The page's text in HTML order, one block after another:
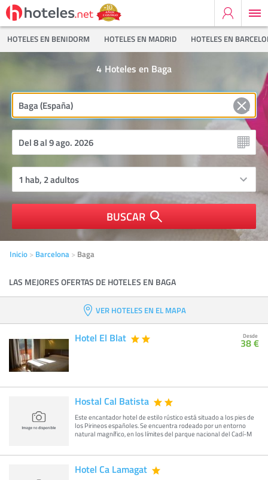
HOTELES EN BENIDORM HOTELES EN MADRID HOTELES EN
Hoteles en Baga
4
BUSCAR
Inicio Barcelona Baga
LAS MEJORES OFERTAS DE HOTELES EN BAGA
VER HOTELES EN EL MAPA
Hotel El Blat Desde
38 €
Hostal Cal Batista
Este encantador hotel de estilo rústico está situado a los pies de
los Pirineos españoles. Se encuentra rodeado por un entorno
natural magnífico, en los límites del parque nacional del Cadí-M
Hotel Ca Lamagat